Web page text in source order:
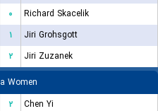
۰
Richard Skacelik
۱
Jiri Grohsgott
۲
Jiri Zuzanek
Women
۲
Chen Yi